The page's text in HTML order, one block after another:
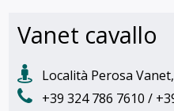
Vanet cavallo
Località Perosa
+39 324 786 7610 /